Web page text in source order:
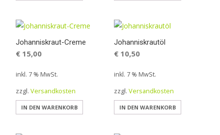
Johanniskraut-Creme
€ 15,00
inkl. 7 % MwSt.
zzgl. Versandkosten
IN DEN WARENKORB
Johanniskrautöl
€10,50
inkl. 7 % MwSt.
zzgl. Versandkosten
IN DEN WARENKORB